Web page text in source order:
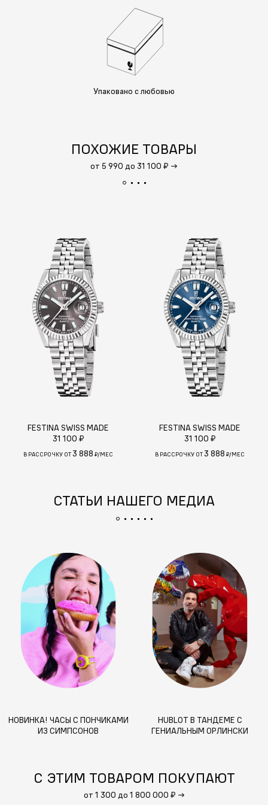
Упаковано с любовью
ПОХОЖИЕ ТОВАРЫ
от 5 990 до 31 100 ₽ →
FESTINA SWISS MADE
31 100 ₽
В РАССРОЧКУ ОТ3 888 ₽/МЕС
FESTINA SWISS MADE
31 100 ₽
В РАССРОЧКУ ОТ3 888 ₽/МЕС
СТАТЬИ НАШЕГО МЕДИА
НОВИНКА! ЧАСЫ С ПОНЧИКАМИ
ИЗ СИМПСОНОВ
HUBLOT В ТАНДЕМЕ С
ГЕНИАЛЬНЫМ ОРЛИНСКИ
С ЭТИМ ТОВАРОМ ПОКУПАЮТ
от 1 300 до 1 800 000 ₽ →